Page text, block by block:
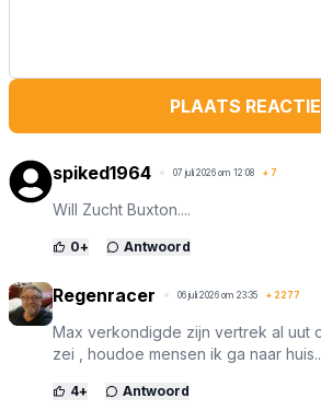
PLAATS REACTIE
spiked1964 07 juli 2026 om 12:08 + 7
Will Zucht Buxton....
0+ Antwoord
Regenracer 06 juli 2026 om 23:35 + 2277
Max verkondigde zijn vertrek al uut
zei , houdoe mensen ik ga naar
4+ Antwoord